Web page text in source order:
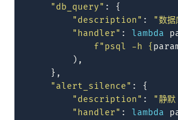
"db_query" :
{
"description" : "数据
"handler" : lambda
f"psql -h {
),
},
"alert_silence" :
{
"description" :
"静
"handler" : lambda